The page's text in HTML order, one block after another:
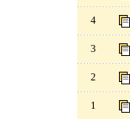
4
3
2
1